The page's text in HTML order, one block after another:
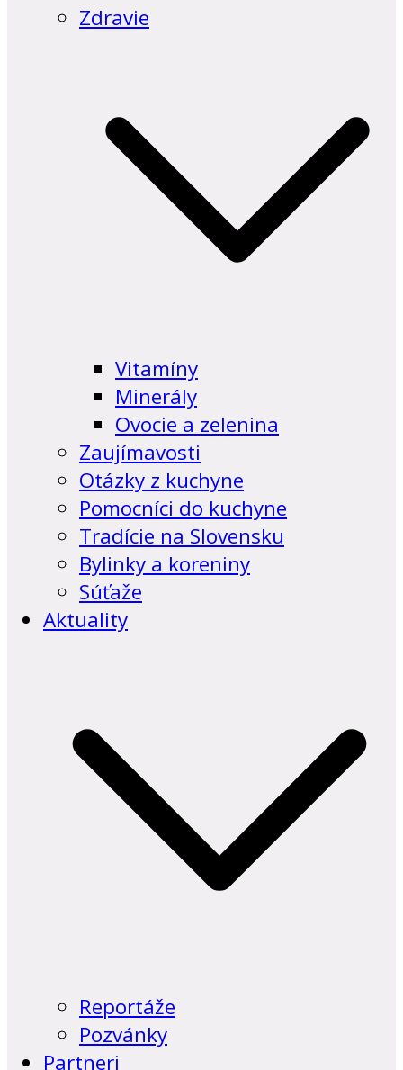
Zdravie
Vitamíny
Minerály
Ovocie a zelenina
Zaujímavosti
Otázky z kuchyne
Pomocníci do kuchyne
Tradície na Slovensku
Bylinky a koreniny
Súťaže
Aktuality
Reportáže
Pozvánky
Partneri